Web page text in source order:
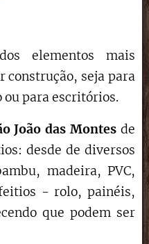
elementos mais
construção, seja para
ou para escritórios.
João das Montes de
desde de diversos
madeira, PVC,
- rolo, painéis,
que podem ser